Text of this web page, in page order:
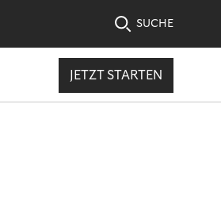
SUCHE
JETZT STARTEN